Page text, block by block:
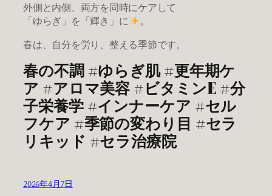
外側と内側、両方を同時にケアして
「ゆらぎ」を「輝き」に
。
春は、自分を労り、整える季節です。
春の不調 #ゆらぎ肌 #更年期ケ
ア #アロマ美容 #ビタミンE #分
子栄養学 #インナーケア #セル
フケア #季節の変わり目 #セラ
リキッド #セラ治療院
2026年4月7日